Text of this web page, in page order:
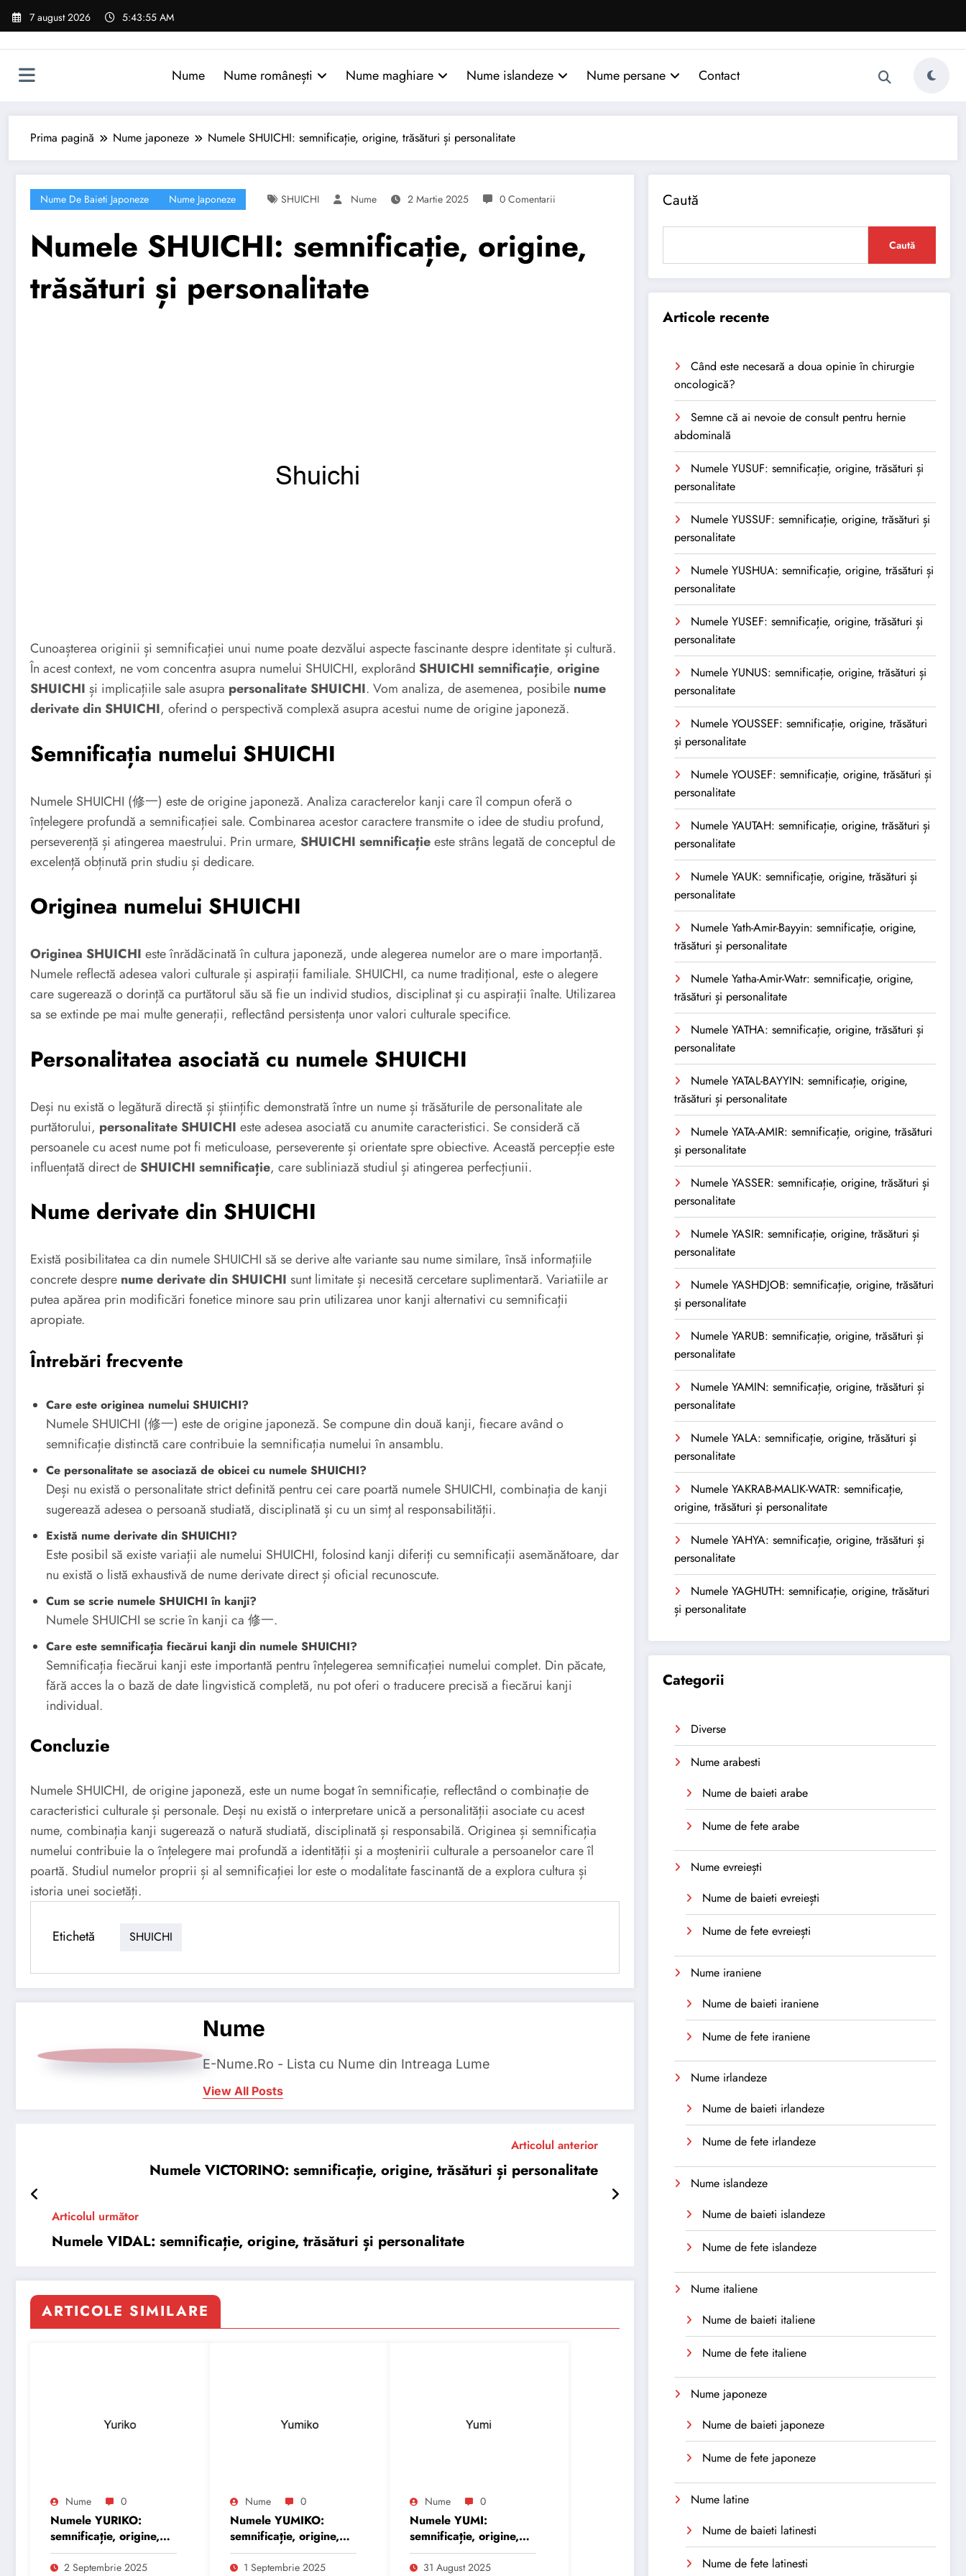
Sari
7 august 2026 5:43:56 AM
Nume Nume românești Nume maghiare Nume islandeze Nume persane Contact
Prima pagină Nume japoneze Numele SHUICHI: semnificație, origine, trăsături și personalitate
Nume De Baieti Japoneze Nume Japoneze SHUICHI Nume 2 Martie 2025 0 Comentarii
Numele SHUICHI: semnificație, origine,
trăsături și personalitate
Cunoașterea originii și semnificației unui nume poate dezvălui aspecte fascinante despre identitate și cultură.
În acest context, ne vom concentra asupra numelui SHUICHI, explorând SHUICHI semnificație, origine
SHUICHI și implicațiile sale asupra personalitate SHUICHI. Vom analiza, de asemenea, posibile nume
derivate din SHUICHI, oferind o perspectivă complexă asupra acestui nume de origine japoneză.
Semnificația numelui SHUICHI
Numele SHUICHI (修一) este de origine japoneză. Analiza caracterelor kanji care îl compun oferă o
înțelegere profundă a semnificației sale. Combinarea acestor caractere transmite o idee de studiu profund,
perseverență și atingerea maestrului. Prin urmare, SHUICHI semnificațieeste strâns legată de conceptul de
excelență obținută prin studiu și dedicare.
Originea numelui SHUICHI
Originea SHUICHI este înrădăcinată în cultura japoneză, unde alegerea numelor are o mare importanță.
Numele reflectă adesea valori culturale și aspirații familiale. SHUICHI, ca nume tradițional, este o alegere
care sugerează o dorință ca purtătorul său să fie un individ studios, disciplinat și cu aspirații înalte. Utilizarea
sa se extinde pe mai multe generații, reflectând persistența unor valori culturale specifice.
Personalitatea asociată cu numele SHUICHI
Deși nu există o legătură directă și științific demonstrată între un nume și trăsăturile de personalitate ale
purtătorului, personalitate SHUICHI este adesea asociată cu anumite caracteristici. Se consideră că
persoanele cu acest nume pot fi meticuloase, perseverente și orientate spre obiective. Această percepție este
influențată direct deSHUICHI semnificație, care subliniază studiul și atingerea perfecțiunii.
Nume derivate din SHUICHI
Există posibilitatea ca din numele SHUICHI să se derive alte variante sau nume similare, însă informațiile
concrete despre nume derivate din SHUICHI sunt limitate și necesită cercetare suplimentară. Variatiile ar
putea apărea prin modificări fonetice minore sau prin utilizarea unor kanji alternativi cu semnificații
apropiate.
Întrebări frecvente
Care este originea numelui SHUICHI?
Numele SHUICHI (修一) este de origine japoneză. Se compune din două kanji, fiecare având o
semnificație distinctă care contribuie la semnificația numelui în ansamblu.
Ce personalitate se asociază de obicei cu numele SHUICHI?
Deși nu există o personalitate strict definită pentru cei care poartă numele SHUICHI, combinația de kanji
sugerează adesea o persoană studiată, disciplinată și cu un simț al responsabilității.
Există nume derivate din SHUICHI?
Este posibil să existe variații ale numelui SHUICHI, folosind kanji diferiți cu semnificații asemănătoare, dar
nu există o listă exhaustivă de nume derivate direct și oficial recunoscute.
Cum se scrie numele SHUICHI în kanji?
Numele SHUICHI se scrie în kanji ca 修一.
Care este semnificația fiecărui kanji din numele SHUICHI?
Semnificația fiecărui kanji este importantă pentru înțelegerea semnificației numelui complet. Din păcate,
fără acces la o bază de date lingvistică completă, nu pot oferi o traducere precisă a fiecărui kanji
individual.
Concluzie
Numele SHUICHI, de origine japoneză, este un nume bogat în semnificație, reflectând o combinație de
caracteristici culturale și personale. Deși nu există o interpretare unică a personalității asociate cu acest
nume, combinația kanji sugerează o natură studiată, disciplinată și responsabilă. Originea și semnificația
numelui contribuie la o înțelegere mai profundă a identității și a moștenirii culturale a persoanelor care îl
poartă. Studiul numelor proprii și al semnificației lor este o modalitate fascinantă de a explora cultura și
istoria unei societăți.
Etichetă SHUICHI
Nume
E-Nume.Ro - Lista cu Nume din Intreaga Lume
View All Posts
Articolul anterior
Numele VICTORINO: semnificație, origine, trăsături și personalitate
Articolul următor
Numele VIDAL: semnificație, origine, trăsături și personalitate
ARTICOLE SIMILARE
Nume 0
Numele YURIKO:
semnificație, origine,
trăsături și
personalitate
2 Septembrie 2025
Nume 0
Numele YUMIKO:
semnificație, origine,
trăsături și
personalitate
1 Septembrie 2025
Nume 0
Numele YUMI:
semnificație, origine,
trăsături și
personalitate
31 August 2025
Caută
Caută
Articole recente
Când este necesară a doua opinie în chirurgie
oncologică?
Semne că ai nevoie de consult pentru hernie
abdominală
Numele YUSUF: semnificație, origine, trăsături și
personalitate
Numele YUSSUF: semnificație, origine, trăsături și
personalitate
Numele YUSHUA: semnificație, origine, trăsături și
personalitate
Numele YUSEF: semnificație, origine, trăsături și
personalitate
Numele YUNUS: semnificație, origine, trăsături și
personalitate
Numele YOUSSEF: semnificație, origine, trăsături
și personalitate
Numele YOUSEF: semnificație, origine, trăsături și
personalitate
Numele YAUTAH: semnificație, origine, trăsături și
personalitate
Numele YAUK: semnificație, origine, trăsături și
personalitate
Numele Yath-Amir-Bayyin: semnificație, origine,
trăsături și personalitate
Numele Yatha-Amir-Watr: semnificație, origine,
trăsături și personalitate
Numele YATHA: semnificație, origine, trăsături și
personalitate
Numele YATAL-BAYYIN: semnificație, origine,
trăsături și personalitate
Numele YATA-AMIR: semnificație, origine, trăsături
și personalitate
Numele YASSER: semnificație, origine, trăsături și
personalitate
Numele YASIR: semnificație, origine, trăsături și
personalitate
Numele YASHDJOB: semnificație, origine, trăsături
și personalitate
Numele YARUB: semnificație, origine, trăsături și
personalitate
Numele YAMIN: semnificație, origine, trăsături și
personalitate
Numele YALA: semnificație, origine, trăsături și
personalitate
Numele YAKRAB-MALIK-WATR: semnificație,
origine, trăsături și personalitate
Numele YAHYA: semnificație, origine, trăsături și
personalitate
Numele YAGHUTH: semnificație, origine, trăsături
și personalitate
Categorii
Diverse
Nume arabesti
Nume de baieti arabe
Nume de fete arabe
Nume evreiești
Nume de baieti evreiești
Nume de fete evreiești
Nume iraniene
Nume de baieti iraniene
Nume de fete iraniene
Nume irlandeze
Nume de baieti irlandeze
Nume de fete irlandeze
Nume islandeze
Nume de baieti islandeze
Nume de fete islandeze
Nume italiene
Nume de baieti italiene
Nume de fete italiene
Nume japoneze
Nume de baieti japoneze
Nume de fete japoneze
Nume latine
Nume de baieti latinesti
Nume de fete latinesti